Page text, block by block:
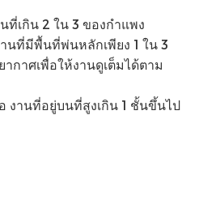
เกิน 2 ใน 3 ของกำแพง
นที่มีพื้นที่พ่นหลักเพียง 1 ใน 3
กาศเพื่อให้งานดูเต็มได้ตาม
งานที่อยู่บนที่สูงเกิน 1 ชั้นขึ้นไป